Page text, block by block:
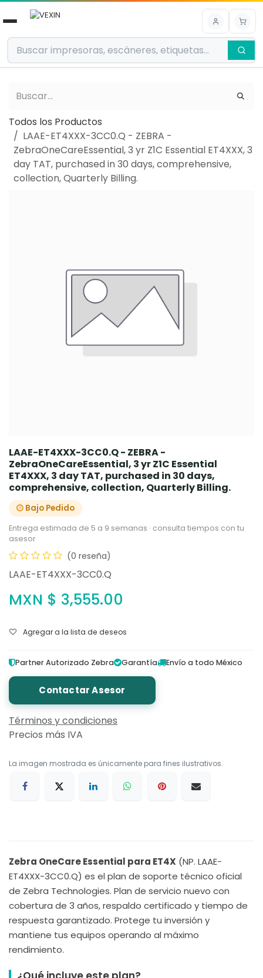
Ir al contenido
Todos los Productos
LAAE-ET4XXX-3CC0.Q - ZEBRA -
ZebraOneCareEssential, 3 yr Z1C Essential ET4XXX, 3
day TAT, purchased in 30 days, comprehensive,
collection, Quarterly Billing.
LAAE-ET4XXX-3CC0.Q - ZEBRA -
ZebraOneCareEssential, 3 yr Z1C Essential
ET4XXX, 3 day TAT, purchased in 30 days,
comprehensive, collection, Quarterly Billing.
Bajo Pedido
Entrega estimada de 5 a 9 semanas · consulta tiempos con tu
asesor
(0 reseña)
LAAE-ET4XXX-3CC0.Q
MXN $ 3,555.00
Agregar a la lista de deseos
Partner Autorizado Zebra Garantía Envío a todo México
Contactar Asesor
Términos y condiciones
Precios más IVA
La imagen mostrada es únicamente para fines ilustrativos.
Zebra OneCare Essential para ET4X (NP. LAAE-
ET4XXX-3CC0.Q) es el plan de soporte técnico oficial
de Zebra Technologies. Plan de servicio nuevo con
cobertura de 3 años, respaldo certificado y tiempo de
respuesta garantizado. Protege tu inversión y
mantiene tus equipos operando al máximo
rendimiento.